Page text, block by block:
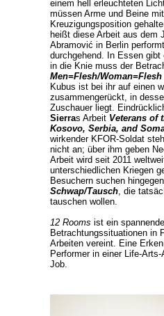
einem hell erleuchteten
müssen Arme und Beine
Kreuzigungsposition
heißt diese Arbeit aus dem
Abramović in Berlin
durchgehend. In Essen
in die Knie muss der
Men=Flesh/Woman=Flesh
Kubus ist bei ihr auf einen
zusammengerückt, in
Zuschauer liegt.
Sierras Arbeit Veterans of
Kosovo, Serbia, and
wirkender KFOR-Soldat
nicht an; über ihm geben
Arbeit wird seit 2011
unterschiedlichen Kriegen
Besuchern suchen
Schwap/Tausch, die
tauschen wollen.
12 Rooms ist ein
Betrachtungssituationen in
Arbeiten vereint. Eine
Performer in einer Life-
Job.